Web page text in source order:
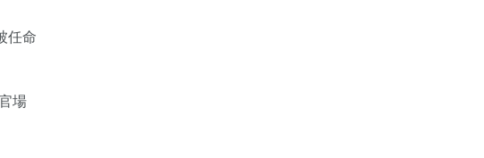
任命
場